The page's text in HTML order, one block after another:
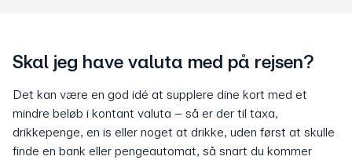
Skal jeg have valuta med på rejsen?
Det kan være en god idé at supplere dine kort med et
mindre beløb i kontant valuta – så er der til taxa,
drikkepenge, en is eller noget at drikke, uden først at skulle
finde en bank eller pengeautomat, så snart du kommer